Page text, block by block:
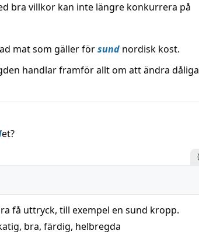
bra villkor kan inte längre konkurrera på
mat som gäller försund nordisk kost.
handlar framför allt om att ändra dåliga
et?
få uttryck, till exempel en sund kropp.
, bra, färdig, helbregda